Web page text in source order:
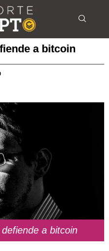
a bitcoin
a bitcoin